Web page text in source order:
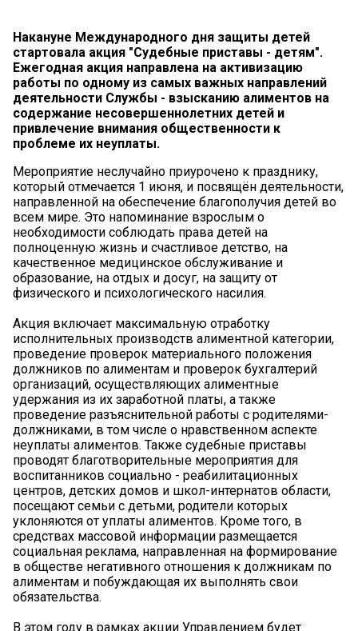
Накануне Международного дня защиты детей
стартовала акция "Судебные приставы - детям".
Ежегодная акция направлена на активизацию
работы по одному из самых важных направлений
деятельности Службы - взысканию алиментов на
содержание несовершеннолетних детей и
привлечение внимания общественности к
проблеме их неуплаты.
Мероприятие неслучайно приурочено к празднику,
который отмечается 1 июня, и посвящён деятельности,
направленной на обеспечение благополучия детей во
всем мире. Это напоминание взрослым о
необходимости соблюдать права детей на
полноценную жизнь и счастливое детство, на
качественное медицинское обслуживание и
образование, на отдых и досуг, на защиту от
физического и психологического насилия.
Акция включает максимальную отработку
исполнительных производств алиментной категории,
проведение проверок материального положения
должников по алиментам и проверок бухгалтерий
организаций, осуществляющих алиментные
удержания из их заработной платы, а также
проведение разъяснительной работы с родителями-
должниками, в том числе о нравственном аспекте
неуплаты алиментов. Также судебные приставы
проводят благотворительные мероприятия для
воспитанников социально - реабилитационных
центров, детских домов и школ-интернатов области,
посещают семьи с детьми, родители которых
уклоняются от уплаты алиментов. Кроме того, в
средствах массовой информации размещается
социальная реклама, направленная на формирование
в обществе негативного отношения к должникам по
алиментам и побуждающая их выполнять свои
обязательства.
В этом году в рамках акции Управлением будет